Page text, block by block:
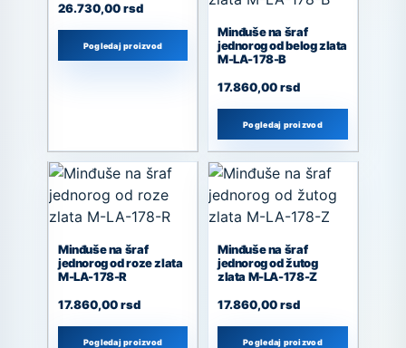
26.730,00rsd
Pogledaj proizvod
Minđuše na šraf
jednorog od belog zlata
M-LA-178-B
17.860,00rsd
Pogledaj proizvod
Minđuše na šraf
jednorog od roze zlata
M-LA-178-R
17.860,00rsd
Pogledaj proizvod
Minđuše na šraf
jednorog od žutog
zlata M-LA-178-Z
17.860,00rsd
Pogledaj proizvod